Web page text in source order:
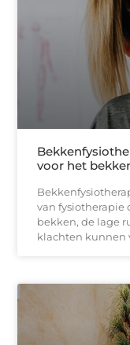
voor het
van fysiotherapie
bekken, de lage
klachten kunnen